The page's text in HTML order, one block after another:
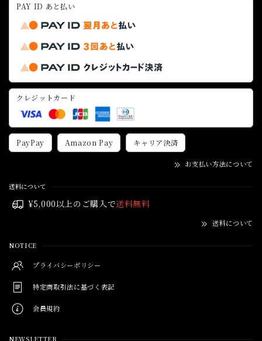
PAY ID あと払い
クレジットカード
PayPay Amazon Pay キャリア決済
お支払い方法について
送料について
¥5,000以上のご購入で送料無料
送料について
NOTICE
プライバシーポリシー
特定商取引法に基づく表記
会員規約
NEWSLETTER